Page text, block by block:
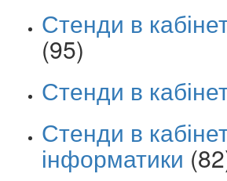
Стенди в кабінет
(95)
Стенди в кабінет
Стенди в
інформатики